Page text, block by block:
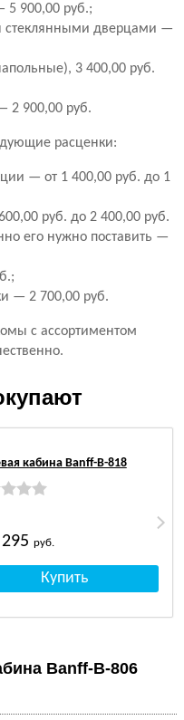
900,00 руб.;
стеклянными дверцами —
3 400,00 руб.
2 900,00 руб.
расценки:
— от 1 400,00 руб. до 1
руб. до 2 400,00 руб.
его нужно поставить —
— 2 700,00 руб.
с ассортиментом
кабина Banff-B-818
руб.
Banff-B-806